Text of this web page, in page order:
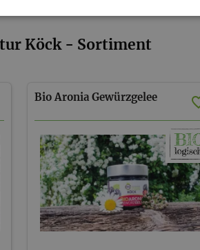
Köck - Sortiment
Bio Aronia Gewürzgelee